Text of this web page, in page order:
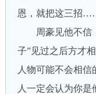
恩，就把这三招
周豪见他不信，
子”见过之后方才
人物可能不会相信
人一定会认为你是